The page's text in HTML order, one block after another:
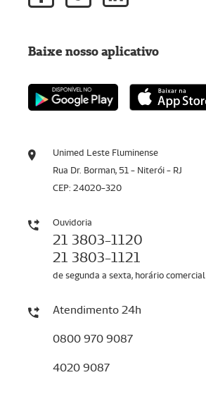
Unimed Leste Fluminense
Rua Dr. Borman, 51 - Niterói - RJ
CEP: 24020-320
Ouvidoria
21 3803-1120
21 3803-1121
de segunda a sexta, horário comercial
Atendimento 24h
0800 970 9087
4020 9087
Baixe nosso aplicativo